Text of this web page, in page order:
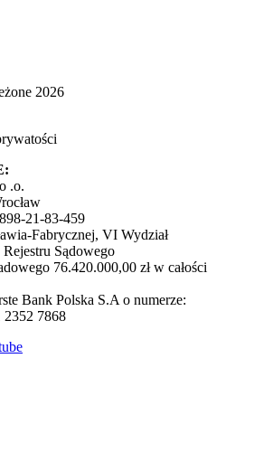
2026
.o.
21-83-459
Fabrycznej, VI Wydział
Sądowego
76.420.000,00 zł w całości
Bank Polska S.A o numerze:
2352 7868